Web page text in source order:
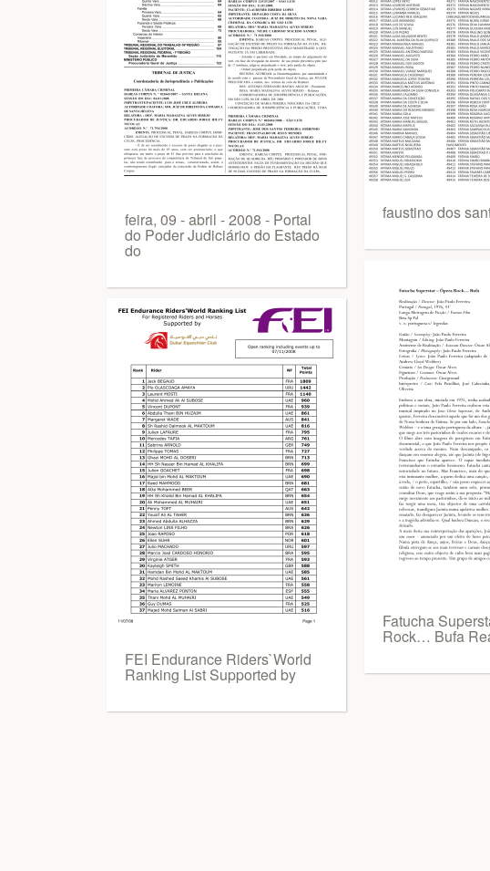
feira, 09 - abril - 2008 - Portal
do Poder Judiciário do Estado
do
FEI Endurance Riders`World
Ranking List Supported by
faustino dos
Fatucha
Rock… Bufa